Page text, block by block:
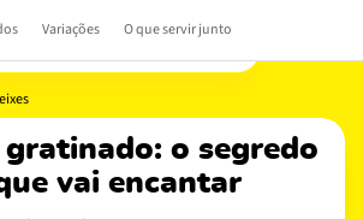
vai encantar
Variações O que servir junto